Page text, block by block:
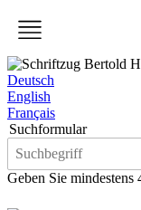
Deutsch
English
Français
Suchformular
Geben Sie mindestens